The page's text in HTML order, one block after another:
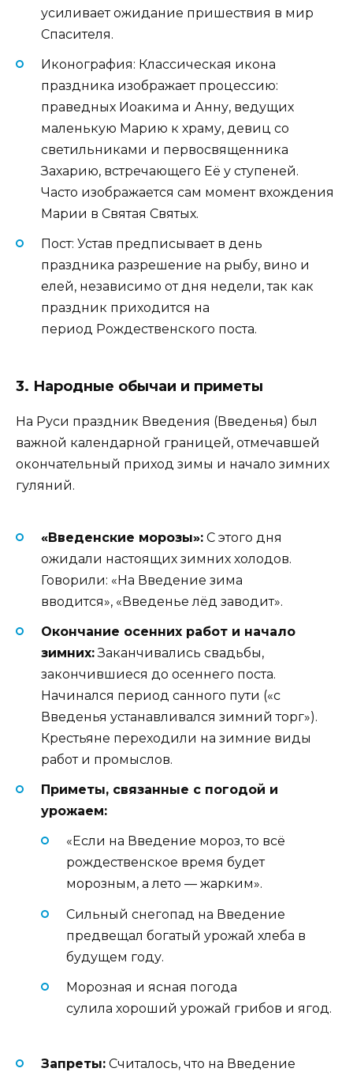
усиливает ожидание пришествия в мир
Спасителя.
Иконография: Классическая икона
праздника изображает процессию:
праведных Иоакима и Анну, ведущих
маленькую Марию к храму, девиц со
светильниками и первосвященника
Захарию, встречающего Её у ступеней.
Часто изображается сам момент вхождения
Марии в Святая Святых.
Пост: Устав предписывает в день
праздника разрешение на рыбу, вино и
елей, независимо от дня недели, так как
праздник приходится на
период Рождественского поста.
3. Народные обычаи и приметы
На Руси праздник Введения (Введенья) был
важной календарной границей, отмечавшей
окончательный приход зимы и начало зимних
гуляний.
«Введенские морозы»: С этого дня
ожидали настоящих зимних холодов.
Говорили: «На Введение зима
вводится», «Введенье лёд заводит».
Окончание осенних работ и начало
зимних:Заканчивались свадьбы,
закончившиеся до осеннего поста.
Начинался период санного пути («с
Введенья устанавливался зимний торг»).
Крестьяне переходили на зимние виды
работ и промыслов.
Приметы, связанные с погодой и
урожаем:
«Если на Введение мороз, то всё
рождественское время будет
морозным, а лето — жарким».
Сильный снегопад на Введение
предвещал богатый урожай хлеба в
будущем году.
Морозная и ясная погода
сулила хороший урожай грибов и ягод.
Запреты: Считалось, что на Введение